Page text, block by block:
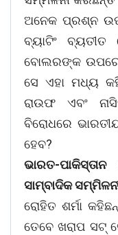
ଅନେକ ପ୍ରଶ୍ନ
ବ୍ୟାଟିଂ ବ୍ୟତୀତ
ବୋଲରଙ୍କ
ସେ ଏହା ମଧ୍ୟ
ରାଉଫ ଏବଂ
ବିରୋଧରେ
ହେବ?
ଭାରତ-
ସାମ୍ବାଦିକ
ରୋହିତ ଶର୍ମା
ତେବେ ଖରାପ ସଟ୍